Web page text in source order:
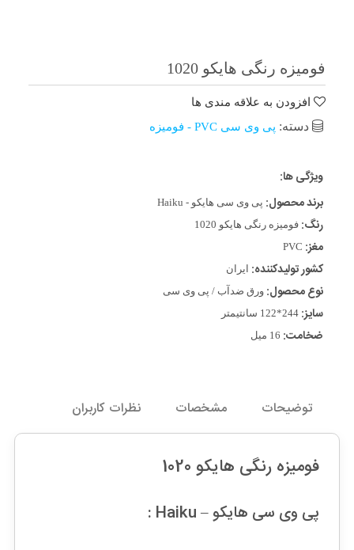
فومیزه رنگی هایکو 1020
افزودن به علاقه مندی ها
دسته: پی وی سی PVC - فومیزه
ویژگی ها:
برند محصول: پی وی سی هایکو - Haiku
رنگ: فومیزه رنگی هایکو 1020
مغز: PVC
کشور تولیدکننده: ایران
نوع محصول: ورق ضدآب / پی وی سی
سایز: 244*122 سانتیمتر
ضخامت: 16 میل
توضیحات مشخصات نظرات کاربران
فومیزه رنگی هایکو 1020
پی وی سی هایکو – Haiku :